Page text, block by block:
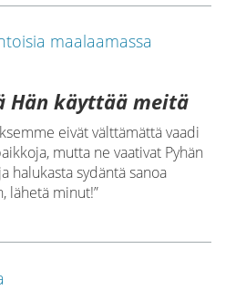
Hän käyttää meitä
eivät välttämättä vaadi
mutta ne vaativat Pyhän
halukasta sydäntä sanoa
lähetä minut!”